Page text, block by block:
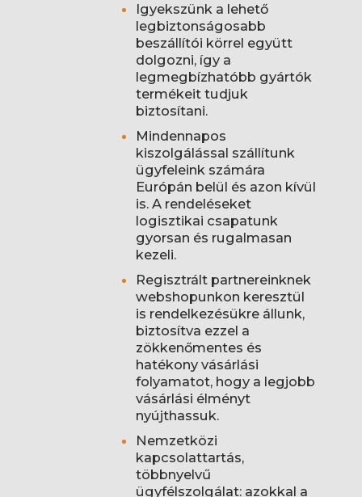
Igyekszünk a lehető
legbiztonságosabb
beszállítói körrel együtt
dolgozni, így a
legmegbízhatóbb gyártók
termékeit tudjuk
biztosítani.
Mindennapos
kiszolgálással szállítunk
ügyfeleink számára
Európán belül és azon kívül
is. A rendeléseket
logisztikai csapatunk
gyorsan és rugalmasan
kezeli.
Regisztrált partnereinknek
webshopunkon keresztül
is rendelkezésükre állunk,
biztosítva ezzel a
zökkenőmentes és
hatékony vásárlási
folyamatot, hogy a legjobb
vásárlási élményt
nyújthassuk.
Nemzetközi
kapcsolattartás,
többnyelvű
ügyfélszolgálat: azokkal a